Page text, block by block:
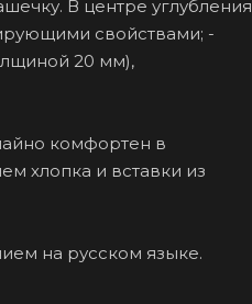
В центре углубления
свойствами; -
20 мм),
комфортен в
хлопка и вставки из
на русском языке.